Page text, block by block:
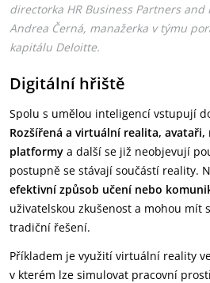
directorka HR Business Partners and
Andrea Černá, manažerka v týmu
kapitálu Deloitte.
Digitální hřiště
Spolu s umělou inteligencí vstupují
Rozšířená a virtuální realita,
platformy a další se již neobjevují
postupně se stávají součástí reality.
efektivní způsob učení nebo
uživatelskou zkušenost a mohou mít
tradiční řešení.
Příkladem je využití virtuální reality
v kterém lze simulovat pracovní